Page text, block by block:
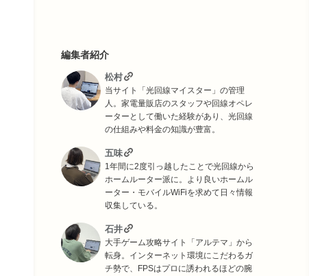
編集者紹介
松村
当サイト「光回線マイスター」の管理
人。家電量販店のスタッフや回線オペレ
ーターとして働いた経験があり、光回線
の仕組みや料金の知識が豊富。
五味
1年間に2度引っ越したことで光回線から
ホームルーター派に。より良いホームル
ーター・モバイルWiFiを求めて日々情報
収集している。
石井
大手ゲーム攻略サイト「アルテマ」から
転身。インターネット環境にこだわるガ
チ勢で、FPSはプロに誘われるほどの腕